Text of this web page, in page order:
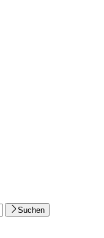
Suchen